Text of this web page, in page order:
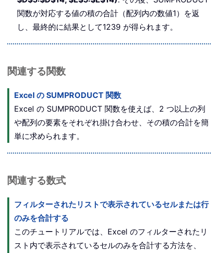
関数が対応する値の積の合計（配列内の数値1）を返
し、最終的に結果として1239 が得られます。
関連する関数
Excel の SUMPRODUCT 関数
Excel の SUMPRODUCT 関数を使えば、2 つ以上の列
や配列の要素をそれぞれ掛け合わせ、その積の合計を簡
単に求められます。
関連する数式
フィルターされたリストで表示されているセルまたは行
のみを合計する
このチュートリアルでは、Excel のフィルターされたリ
スト内で表示されているセルのみを合計する方法を、